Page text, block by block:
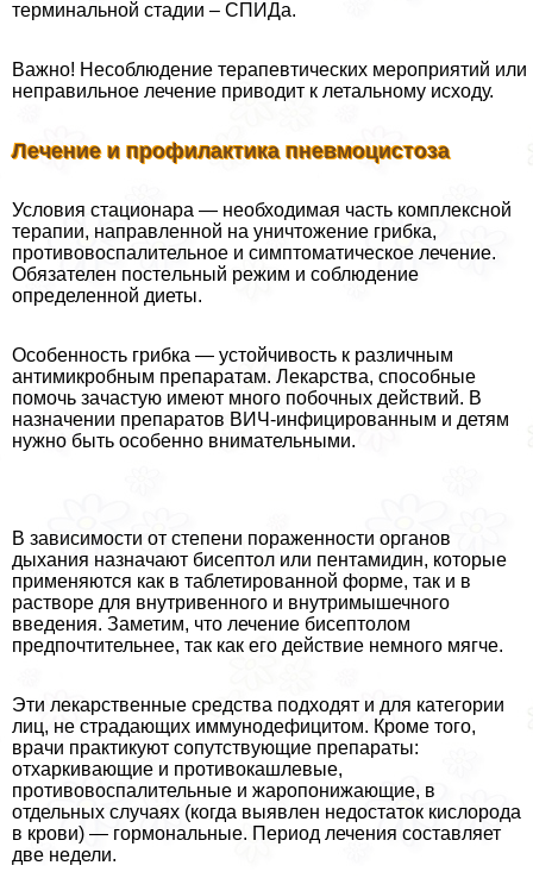
терминальной стадии – СПИДа.
Важно! Несоблюдение терапевтических мероприятий или
неправильное лечение приводит к летальному исходу.
Лечение и профилактика пневмоцистоза
Условия стационара — необходимая часть комплексной
терапии, направленной на уничтожение грибка,
противовоспалительное и симптоматическое лечение.
Обязателен пocтeльный режим и соблюдение
определенной диеты.
Особенность грибка — устойчивость к различным
антимикробным препаратам. Лекарства, способные
помочь зачастую имеют много побочных действий. В
назначении препаратов ВИЧ-инфицированным и детям
нужно быть особенно внимательными.
В зависимости от степени пораженности органов
дыхания назначают бисептол или пентамидин, которые
применяются как в таблетированной форме, так и в
растворе для внутривенного и внутримышечного
введения. Заметим, что лечение бисептолом
предпочтительнее, так как его действие немного мягче.
Эти лекарственные средства подходят и для категории
лиц, не страдающих иммунодефицитом. Кроме того,
врачи пpaктикуют сопутствующие препараты:
отхаркивающие и противокашлевые,
противовоспалительные и жаропонижающие, в
отдельных случаях (когда выявлен недостаток кислорода
в крови) — гормональные. Период лечения составляет
две недели.